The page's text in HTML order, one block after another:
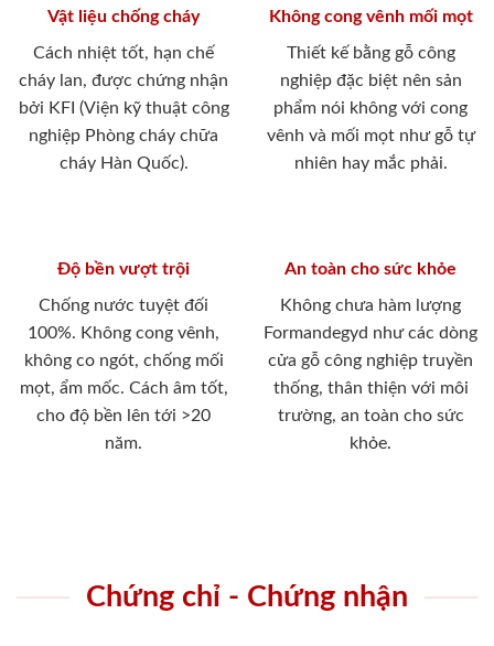
Vật liệu chống cháy
Cách nhiệt tốt, hạn chế
cháy lan, được chứng nhận
bởi KFI (Viện kỹ thuật công
nghiệp Phòng cháy chữa
cháy Hàn Quốc).
Không cong vênh mối mọt
Thiết kế bằng gỗ công
nghiệp đặc biệt nên sản
phẩm nói không với cong
vênh và mối mọt như gỗ tự
nhiên hay mắc phải.
Độ bền vượt trội
Chống nước tuyệt đối
100%. Không cong vênh,
không co ngót, chống mối
mọt, ẩm mốc. Cách âm tốt,
cho độ bền lên tới >20
năm.
An toàn cho sức khỏe
Không chưa hàm lượng
Formandegyd như các dòng
cửa gỗ công nghiệp truyền
thống, thân thiện với môi
trường, an toàn cho sức
khỏe.
Chứng chỉ - Chứng nhận